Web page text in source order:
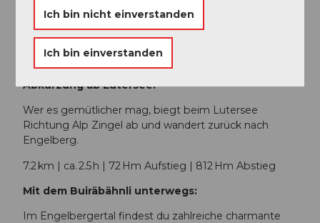
Mehr Infos:engelberg.ch/gratwanderung
Routenvarianten für alle, die's etwas kürzer
mögen:
Abkürzung ab Lutersee:
Wer es gemütlicher mag, biegt beim Lutersee
Richtung Alp Zingel ab und wandert zurück nach
Engelberg.
7.2 km | ca. 2.5 h | 72 Hm Aufstieg | 812 Hm Abstieg
Mit dem Buiräbähnli unterwegs:
Im Engelbergertal findest du zahlreiche charmante
Ich bin nicht einverstanden
Ich bin einverstanden